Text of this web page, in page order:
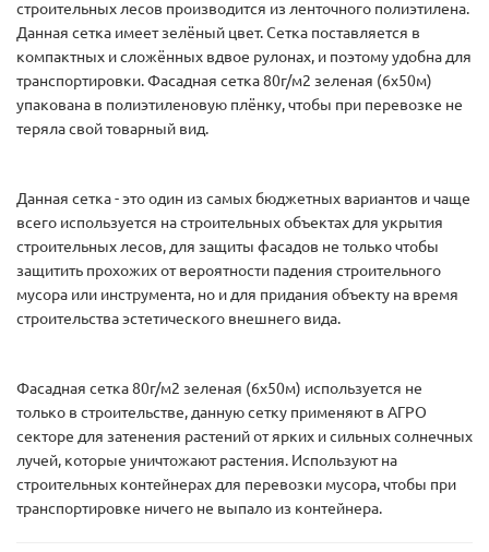
строительных лесов производится из ленточного полиэтилена.
Данная сетка имеет зелёный цвет. Сетка поставляется в
компактных и сложённых вдвое рулонах, и поэтому удобна для
транспортировки. Фасадная сетка 80г/м2 зеленая (6х50м)
упакована в полиэтиленовую плёнку, чтобы при перевозке не
теряла свой товарный вид.
Данная сетка - это один из самых бюджетных вариантов и чаще
всего используется на строительных объектах для укрытия
строительных лесов, для защиты фасадов не только чтобы
защитить прохожих от вероятности падения строительного
мусора или инструмента, но и для придания объекту на время
строительства эстетического внешнего вида.
Фасадная сетка 80г/м2 зеленая (6х50м) используется не
только в строительстве, данную сетку применяют в АГРО
секторе для затенения растений от ярких и сильных солнечных
лучей, которые уничтожают растения. Используют на
строительных контейнерах для перевозки мусора, чтобы при
транспортировке ничего не выпало из контейнера.